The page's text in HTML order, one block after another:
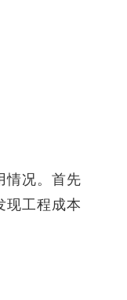
况。首先
现工程成本